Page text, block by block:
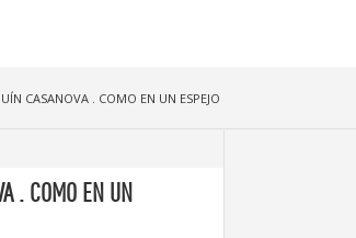
CASANOVA . COMO EN UN ESPEJO
. COMO EN UN